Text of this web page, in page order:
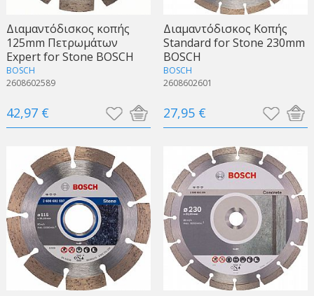
Διαμαντόδισκος κοπής
125mm Πετρωμάτων
Expert for Stone BOSCH
BOSCH
2608602589
42,97 €
Διαμαντόδισκος Κοπής
Standard for Stone 230mm
BOSCH
BOSCH
2608602601
27,95 €